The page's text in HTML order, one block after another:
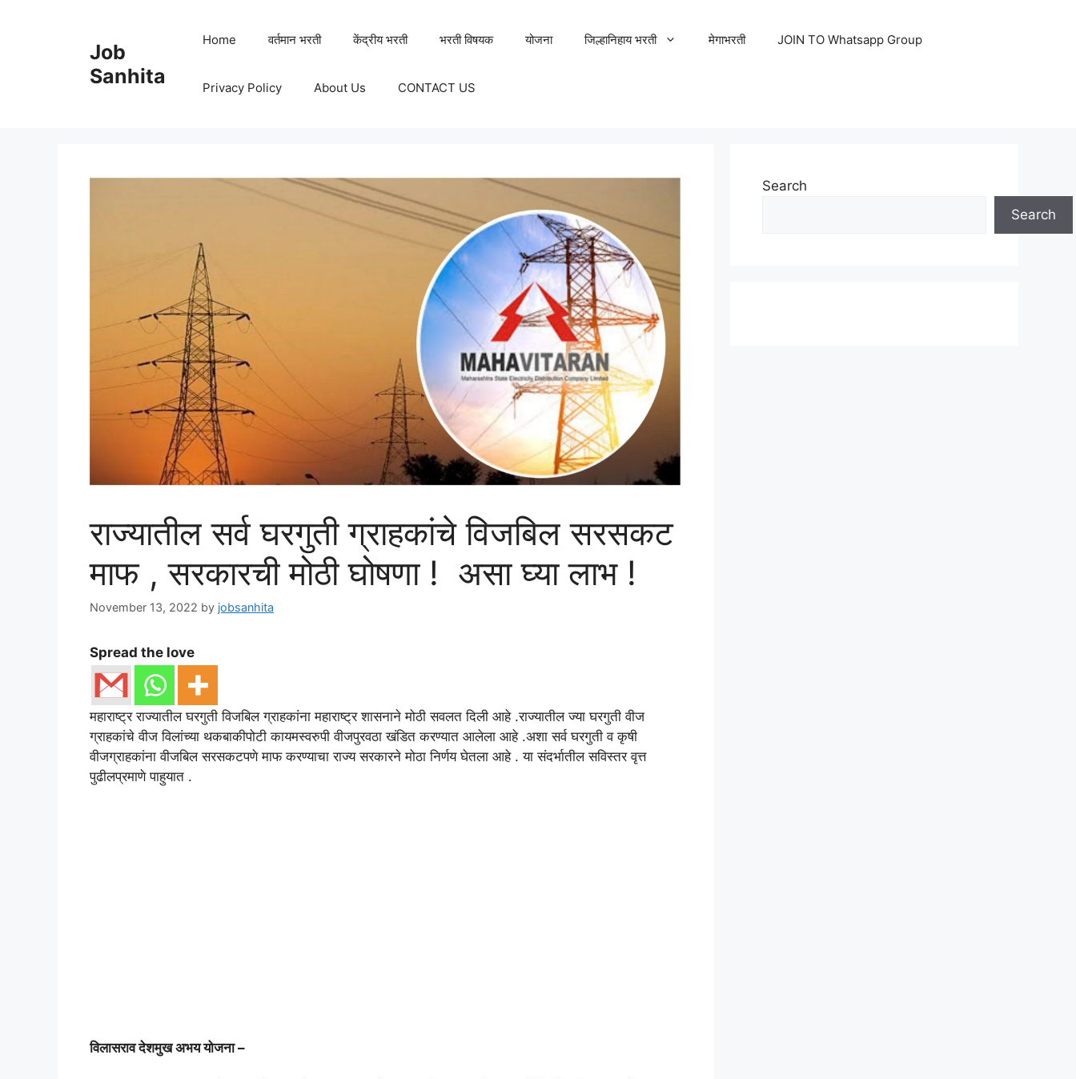
Job
Sanhita
Home वर्तमान भरती केंद्रीय भरती भरती विषयक योजना जिल्हानिहाय भरती मेगाभरती JOIN TO Whatsapp Group
Privacy Policy About Us CONTACT US
राज्यातील सर्व घरगुती ग्राहकांचे विजबिल सरसकट
माफ , सरकारची मोठी घोषणा ! असा घ्या लाभ !
November 13, 2022 by jobsanhita
Spread the love
महाराष्ट्र राज्यातील घरगुती विजबिल ग्राहकांना महाराष्ट्र शासनाने मोठी सवलत दिली आहे .राज्यातील ज्या घरगुती वीज
ग्राहकांचे वीज विलांच्या थकबाकीपोटी कायमस्वरुपी वीजपुरवठा खंडित करण्यात आलेला आहे .अशा सर्व घरगुती व कृषी
वीजग्राहकांना वीजबिल सरसकटपणे माफ करण्याचा राज्य सरकारने मोठा निर्णय घेतला आहे . या संदर्भातील सविस्तर वृत्त
पुढीलप्रमाणे पाहुयात .
विलासराव देशमुख अभय योजना –
Search
Search